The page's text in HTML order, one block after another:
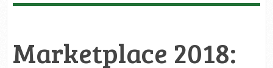
Marketplace 2018: